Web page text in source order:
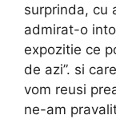
surprinda, cu
admirat-o
expozitie ce
de azi”. si
vom reusi
ne-am